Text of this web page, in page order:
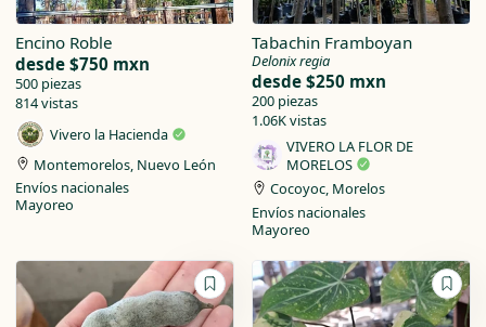
Encino Roble
desde $750 mxn
500 piezas
814 vistas
Vivero la Hacienda
Montemorelos, Nuevo León
Envíos nacionales
Mayoreo
Tabachin Framboyan
Delonix regia
desde $250 mxn
200 piezas
1.06K vistas
VIVERO LA FLOR DE
MORELOS
Cocoyoc, Morelos
Envíos nacionales
Mayoreo